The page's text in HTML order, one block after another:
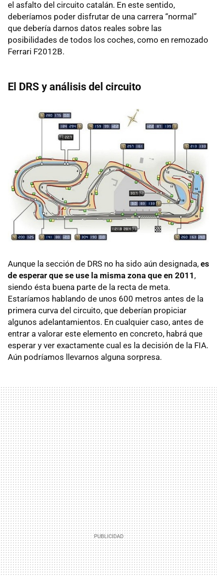
el asfalto del circuito catalán. En este sentido,
deberíamos poder disfrutar de una carrera “normal”
que debería darnos datos reales sobre las
posibilidades de todos los coches, como en remozado
Ferrari F2012B.
El DRS y análisis del circuito
Aunque la sección de DRS no ha sido aún designada, es
de esperar que se use la misma zona que en 2011 ,
siendo ésta buena parte de la recta de meta.
Estaríamos hablando de unos 600 metros antes de la
primera curva del circuito, que deberían propiciar
algunos adelantamientos. En cualquier caso, antes de
entrar a valorar este elemento en concreto, habrá que
esperar y ver exactamente cual es la decisión de la FIA.
Aún podríamos llevarnos alguna sorpresa.